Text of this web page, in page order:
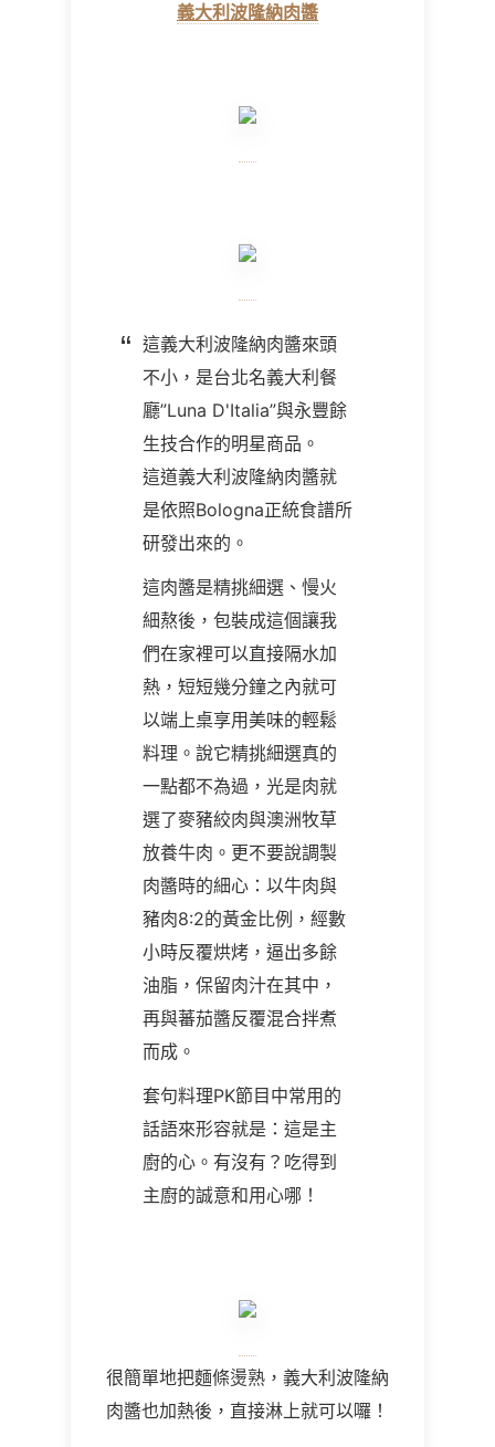
義大利波隆納肉醬
這義大利波隆納肉醬來頭
不小，是台北名義大利餐
廳”Luna D'Italia”與永豐餘
生技合作的明星商品。
這道義大利波隆納肉醬就
是依照Bologna正統食譜所
研發出來的。
這肉醬是精挑細選、慢火
細熬後，包裝成這個讓我
們在家裡可以直接隔水加
熱，短短幾分鐘之內就可
以端上桌享用美味的輕鬆
料理。說它精挑細選真的
一點都不為過，光是肉就
選了麥豬絞肉與澳洲牧草
放養牛肉。更不要說調製
肉醬時的細心：以牛肉與
豬肉8:2的黃金比例，經數
小時反覆烘烤，逼出多餘
油脂，保留肉汁在其中，
再與蕃茄醬反覆混合拌煮
而成。
套句料理PK節目中常用的
話語來形容就是：這是主
廚的心。有沒有？吃得到
主廚的誠意和用心哪！
很簡單地把麵條燙熟，義大利波隆納
肉醬也加熱後，直接淋上就可以囉！